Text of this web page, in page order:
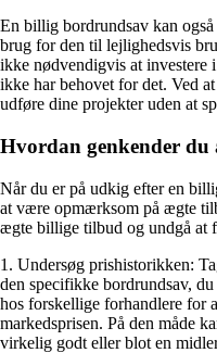
En billig bordrundsav kan
brug for den til lejlighedsvis
ikke nødvendigvis at investere
ikke har behovet for det. Ved
udføre dine projekter uden at
Hvordan genkender
Når du er på udkig efter en
at være opmærksom på ægte
ægte billige tilbud og undgå at
1. Undersøg prishistorikken:
den specifikke bordrundsav,
hos forskellige forhandlere for
markedsprisen. På den måde
virkelig godt eller blot en